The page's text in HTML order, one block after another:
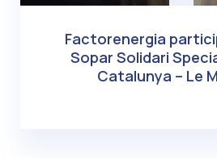
Factorenergia
Sopar Solidari
Catalunya – Le